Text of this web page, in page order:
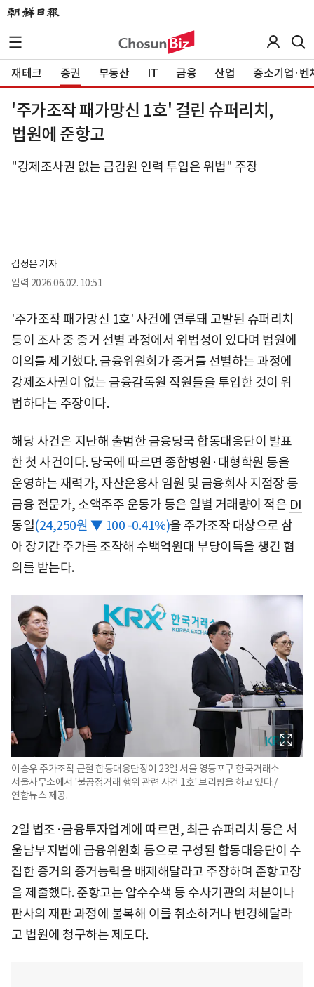
재테크 증권 부동산 IT 금융 산업 중소기업·벤
'주가조작 패가망신 1호' 걸린 슈퍼리치,
법원에 준항고
"강제조사권 없는 금감원 인력 투입은 위법" 주장
김정은 기자
입력 2026.06.02. 10:51
'주가조작 패가망신 1호' 사건에 연루돼 고발된 슈퍼리치
등이 조사 중 증거 선별 과정에서 위법성이 있다며 법원에
이의를 제기했다. 금융위원회가 증거를 선별하는 과정에
강제조사권이 없는 금융감독원 직원들을 투입한 것이 위
법하다는 주장이다.
해당 사건은 지난해 출범한 금융당국 합동대응단이 발표
한 첫 사건이다. 당국에 따르면 종합병원·대형학원 등을
운영하는 재력가, 자산운용사 임원 및 금융회사 지점장 등
금융 전문가, 소액주주 운동가 등은 일별 거래량이 적은 DI
동일(24,250원 ▼ 100 -0.41%)을 주가조작 대상으로 삼
아 장기간 주가를 조작해 수백억원대 부당이득을 챙긴 혐
의를 받는다.
이승우 주가조작 근절 합동대응단장이 23일 서울 영등포구 한국거래소
서울사무소에서 '불공정거래 행위 관련 사건 1호' 브리핑을 하고 있다./
연합뉴스 제공.
2일 법조·금융투자업계에 따르면, 최근 슈퍼리치 등은 서
울남부지법에 금융위원회 등으로 구성된 합동대응단이 수
집한 증거의 증거능력을 배제해달라고 주장하며 준항고장
을 제출했다. 준항고는 압수수색 등 수사기관의 처분이나
판사의 재판 과정에 불복해 이를 취소하거나 변경해달라
고 법원에 청구하는 제도다.